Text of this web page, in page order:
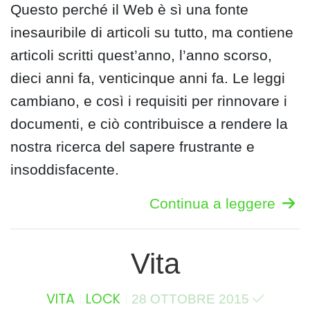
Questo perché il Web è sì una fonte
inesauribile di articoli su tutto, ma contiene
articoli scritti quest’anno, l’anno scorso,
dieci anni fa, venticinque anni fa. Le leggi
cambiano, e così i requisiti per rinnovare i
documenti, e ciò contribuisce a rendere la
nostra ricerca del sapere frustrante e
insoddisfacente.
Continua a leggere
Vita
VITA LOCK 28 OTTOBRE 2015